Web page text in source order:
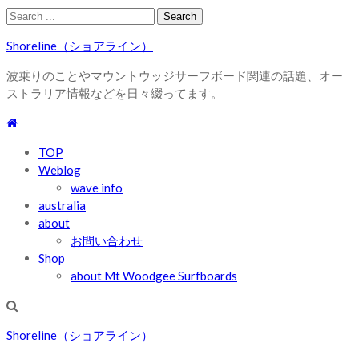
Skip
navigation
Skip
content
Search
Shoreline（ショアライン）
波乗りのことやマウントウッジサーフボード関連の話題、オー
ストラリア情報などを日々綴ってます。
TOP
Weblog
wave info
australia
about
お問い合わせ
Shop
about Mt Woodgee Surfboards
Shoreline（ショアライン）